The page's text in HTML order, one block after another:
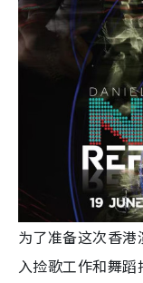
为了准备这次香
入捡歌工作和舞